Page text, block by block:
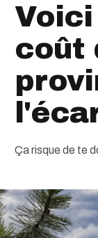
coût
Ça risque de te